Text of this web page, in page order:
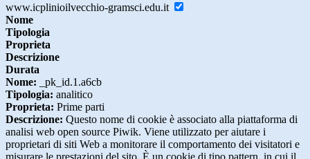
www.icplinioilvecchio-gramsci.edu.it
Nome
Tipologia
Proprieta
Descrizione
Durata
Nome: _pk_id.1.a6cb
Tipologia: analitico
Proprieta: Prime parti
Descrizione: Questo nome di cookie è associato alla piattaforma di
analisi web open source Piwik. Viene utilizzato per aiutare i
proprietari di siti Web a monitorare il comportamento dei visitatori e
misurare le prestazioni del sito. È un cookie di tipo pattern, in cui il